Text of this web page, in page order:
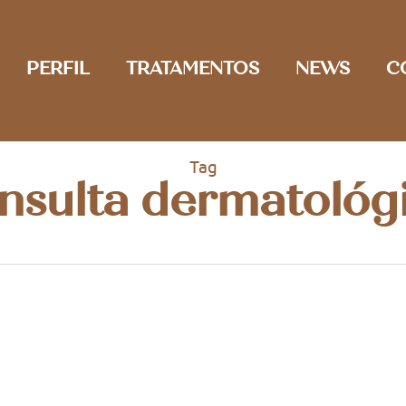
PERFIL TRATAMENTOS NEWS
Tag